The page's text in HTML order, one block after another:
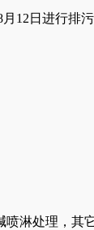
日进行排
淋处理，其